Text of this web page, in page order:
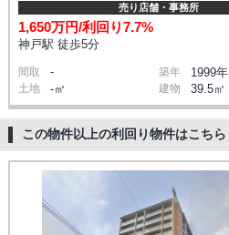
売り店舗・事務所
1,650万円/利回り7.7%
神戸駅 徒歩5分
間取 - 築年 1999年
土地 -㎡ 建物 39.5㎡
この物件以上の利回り物件はこちら